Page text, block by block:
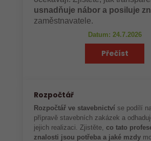
usnadňuje nábor a posiluje
zaměstnavatele.
Datum: 24.7.2026
Přečíst
Rozpočtář
Rozpočtář ve stavebnictví se podílí
přípravě stavebních zakázek a
jejich realizaci. Zjistěte,co tato
znalosti jsou potřeba a jaké mzdy